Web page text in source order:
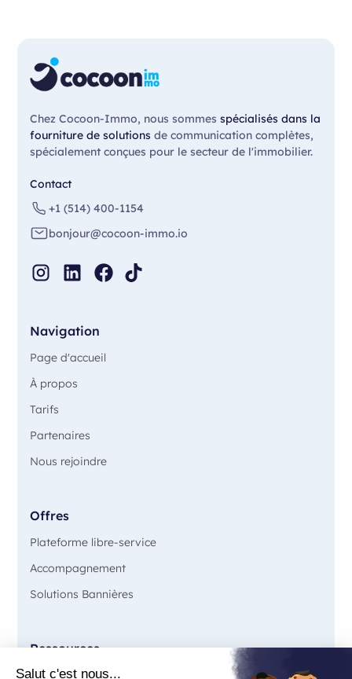
Chez Cocoon-Immo, nous sommesspécialisés dans la
fourniture de solutions de communication complètes,
spécialement conçues pour le secteur de l'immobilier.
Contact
+1 (514) 400-1154
bonjour@cocoon-immo.io
Navigation
Page d'accueil
À propos
Tarifs
Partenaires
Nous rejoindre
Offres
Plateforme libre-service
Accompagnement
Solutions Bannières
Ressources
Blog